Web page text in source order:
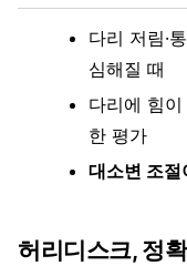
다리 저림·
심해질 때
다리에 힘
한 평가
대소변 조
허리디스크, 정